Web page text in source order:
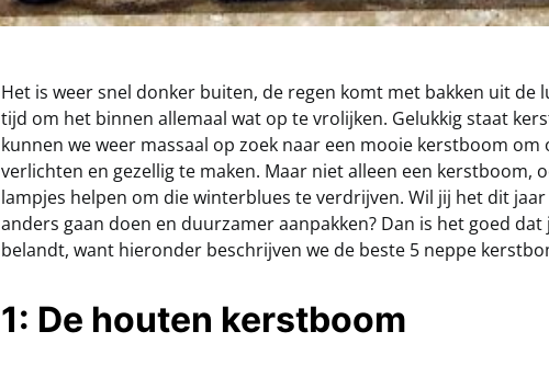
Het is weer snel donker buiten, de regen komt met bakken uit de
tijd om het binnen allemaal wat op te vrolijken. Gelukkig staat
kunnen we weer massaal op zoek naar een mooie kerstboom om
verlichten en gezellig te maken. Maar niet alleen een kerstboom,
lampjes helpen om die winterblues te verdrijven. Wil jij het dit
anders gaan doen en duurzamer aanpakken? Dan is het goed
belandt, want hieronder beschrijven we de beste 5 neppe
1: De houten kerstboom